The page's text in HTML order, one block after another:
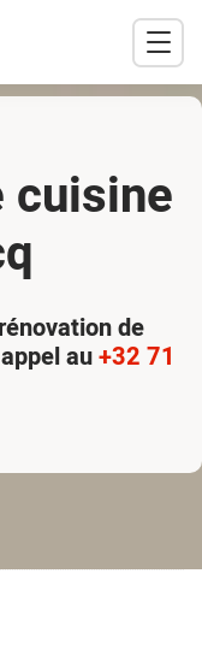
cuisine
de
au+32 71